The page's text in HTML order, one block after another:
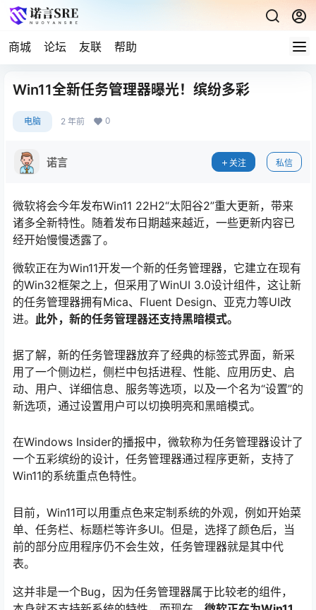
商城 论坛 友联 帮助
Win11全新任务管理器曝光！缤纷多彩
电脑 2 年前 0
诺言 关注 私信
微软将会今年发布Win11 22H2“太阳谷2”重大更新，带来
诸多全新特性。随着发布日期越来越近，一些更新内容已
经开始慢慢透露了。
微软正在为Win11开发一个新的任务管理器，它建立在现有
的Win32框架之上，但采用了WinUI 3.0设计组件，这让新
的任务管理器拥有Mica、Fluent Design、亚克力等UI改
进。 此外，新的任务管理器还支持黑暗模式。
据了解，新的任务管理器放弃了经典的标签式界面，新采
用了一个侧边栏，侧栏中包括进程、性能、应用历史、启
动、用户、详细信息、服务等选项，以及一个名为“设置”的
新选项，通过设置用户可以切换明亮和黑暗模式。
在Windows Insider的播报中，微软称为任务管理器设计了
一个五彩缤纷的设计，任务管理器通过程序更新，支持了
Win11的系统重点色特性。
目前，Win11可以用重点色来定制系统的外观，例如开始菜
单、任务栏、标题栏等许多UI。但是，选择了颜色后，当
前的部分应用程序仍不会生效，任务管理器就是其中代
表。
这并非是一个Bug，因为任务管理器属于比较老的组件，